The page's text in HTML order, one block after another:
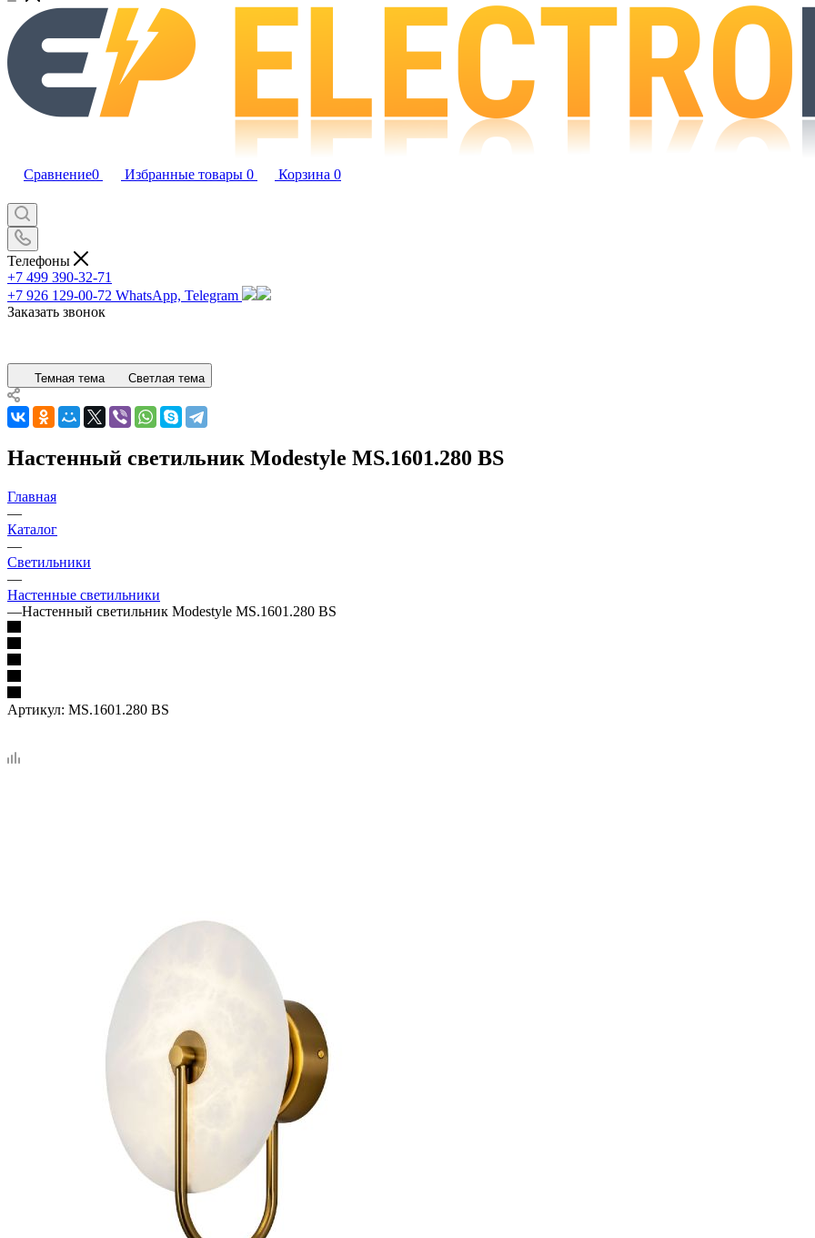
Сравнение0 Избранные товары 0 Корзина 0
Телефоны
+7 499 390-32-71
+7 926 129-00-72 WhatsApp, Telegram
Заказать звонок
Темная тема Светлая тема
Настенный светильник Modestyle MS.1601.280 BS
Главная
—
Каталог
—
Светильники
—
Настенные светильники
—Настенный светильник Modestyle MS.1601.280 BS
Артикул: MS.1601.280 BS